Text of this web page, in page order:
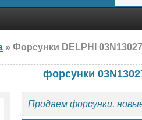
» Форсунки DELPHI
форсунки
Продаем форсунки,